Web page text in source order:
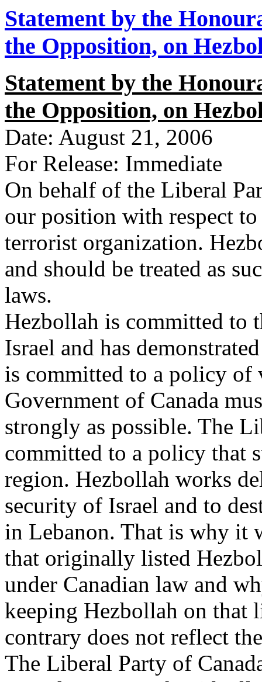
Statement by the
the Opposition, on
Statement by the
the Opposition, on
Date: August 21, 2006
For Release: Immediate
On behalf of the Liberal
our position with respect
terrorist organization.
and should be treated as
laws.
Hezbollah is committed to
Israel and has
is committed to a policy of
Government of Canada
strongly as possible. The
committed to a policy that
region. Hezbollah works
security of Israel and to
in Lebanon. That is why it
that originally listed
under Canadian law and
keeping Hezbollah on that
contrary does not reflect
The Liberal Party of